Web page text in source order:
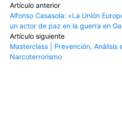
Artículo anterior
Alfonso Casasola: «La Unión
un actor de paz en la guerra en
Artículo siguiente
Masterclass | Prevención, Análisis
Narcoterrorismo